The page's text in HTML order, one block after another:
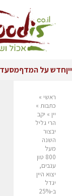
ייןחדש על המדף
ראשי »
כתבות »
יין » יקב
הרי גליל
יבצור
השנה
מעל
800 טון
ענבים,
יצוא היין
יגדל
ב-25%